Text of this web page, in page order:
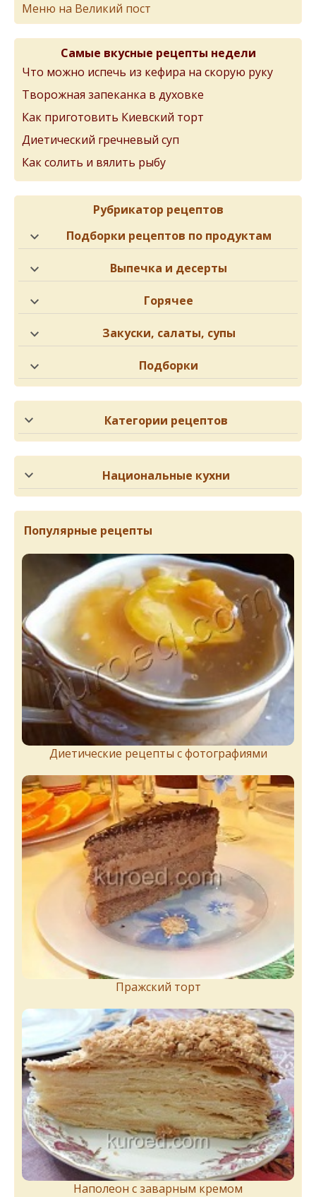
Меню на Великий пост
Самые вкусные рецепты недели
Что можно испечь из кефира на скорую руку
Творожная запеканка в духовке
Как приготовить Киевский торт
Диетический гречневый суп
Как солить и вялить рыбу
Рубрикатор рецептов
Подборки рецептов по продуктам
Выпечка и десерты
Горячее
Закуски, салаты, супы
Подборки
Категории рецептов
Национальные кухни
Популярные рецепты
Диетические рецепты с фотографиями
Пражский торт
Наполеон с заварным кремом